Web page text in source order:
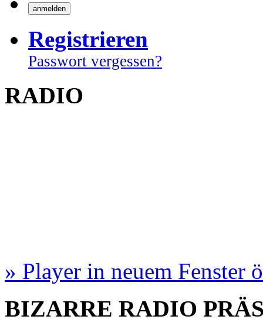
Registrieren
Passwort vergessen?
RADIO
» Player in neuem Fenster
BIZARRE RADIO